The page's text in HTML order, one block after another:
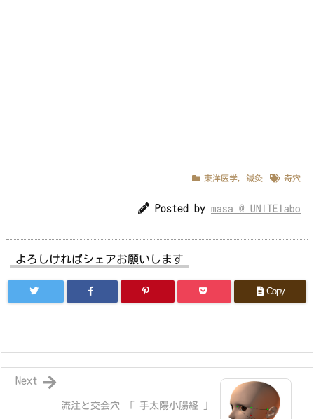
東洋医学, 鍼灸 奇穴
Posted by masa @ UNITElabo
よろしければシェアお願いします
Copy
流注と交会穴 「 手太陽小腸経 」
Next